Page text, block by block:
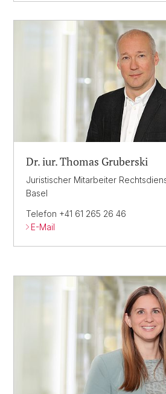
Dr. iur. Thomas Gruberski
Juristischer Mitarbeiter
Basel
Telefon +41 61 265 26 46
E-Mail